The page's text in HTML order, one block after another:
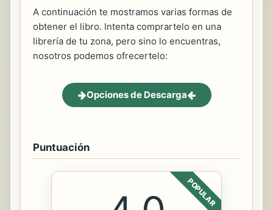
A continuación te mostramos varias formas de
obtener el libro. Intenta comprartelo en una
librería de tu zona, pero sino lo encuentras,
nosotros podemos ofrecertelo:
Opciones de Descarga
Puntuación
POPULAR